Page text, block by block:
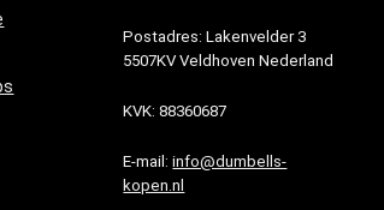
Postadres: Lakenvelder 3
5507KV Veldhoven Nederland
KVK: 88360687
E-mail:info@dumbells-
kopen.nl